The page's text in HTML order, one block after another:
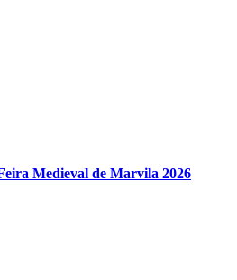
Medieval de Marvila 2026